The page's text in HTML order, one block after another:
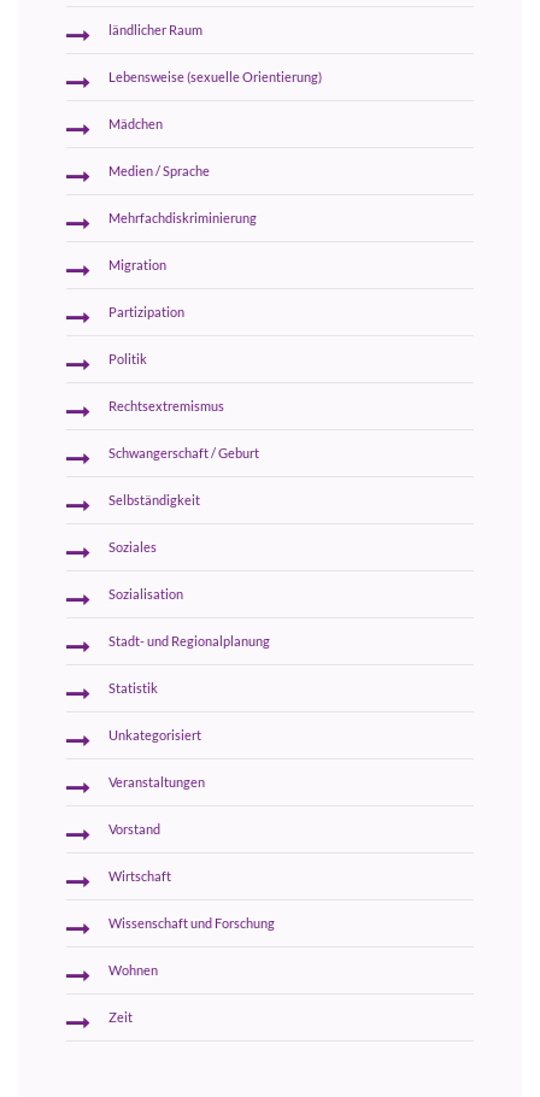
ländlicher Raum
Lebensweise (sexuelle Orientierung)
Mädchen
Medien / Sprache
Mehrfachdiskriminierung
Migration
Partizipation
Politik
Rechtsextremismus
Schwangerschaft / Geburt
Selbständigkeit
Soziales
Sozialisation
Stadt- und Regionalplanung
Statistik
Unkategorisiert
Veranstaltungen
Vorstand
Wirtschaft
Wissenschaft und Forschung
Wohnen
Zeit